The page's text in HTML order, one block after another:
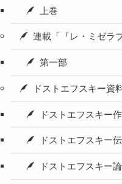
上巻
連載「『レ・ミゼラ
第一部
ドストエフスキー資
ドストエフスキー
ドストエフスキー
ドストエフスキー論